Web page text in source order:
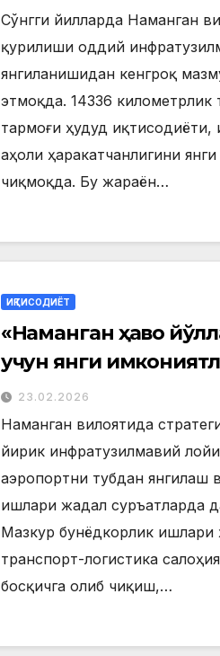
Сўнгги йилларда Наманган
қурилиши оддий
янгиланишидан кенгроқ
этмоқда. 14336 километрлик
тармоғи ҳудуд иқтисодиёти,
аҳоли ҳаракатчанлигини
чиқмоқда. Бу жараён…
ИҚТИСОДИЁТ
«Наманган ҳаво йўллари»
учун янги
23.02.2026
Наманган вилоятида
йирик инфратузилмавий
аэропортни тубдан янгилаш
ишлари жадал суръатларда
Мазкур бунёдкорлик ишлари
транспорт-логистика
босқичга олиб чиқиш,…